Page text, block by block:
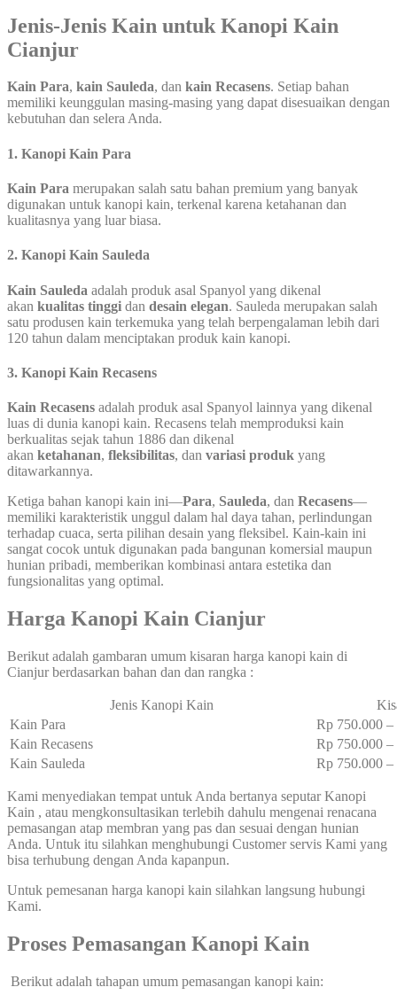
Jenis-Jenis Kain untuk Kanopi Kain
Cianjur
Kain Para, kain Sauleda, dan kain Recasens. Setiap bahan
memiliki keunggulan masing-masing yang dapat disesuaikan dengan
kebutuhan dan selera Anda.
1. Kanopi Kain Para
Kain Para merupakan salah satu bahan premium yang banyak
digunakan untuk kanopi kain, terkenal karena ketahanan dan
kualitasnya yang luar biasa.
2. Kanopi Kain Sauleda
Kain Sauleda adalah produk asal Spanyol yang dikenal
akan kualitas tinggi dan desain elegan. Sauleda merupakan salah
satu produsen kain terkemuka yang telah berpengalaman lebih dari
120 tahun dalam menciptakan produk kain kanopi.
3. Kanopi Kain Recasens
Kain Recasens adalah produk asal Spanyol lainnya yang dikenal
luas di dunia kanopi kain. Recasens telah memproduksi kain
berkualitas sejak tahun 1886 dan dikenal
akan ketahanan, fleksibilitas, dan variasi produk yang
ditawarkannya.
Ketiga bahan kanopi kain ini—Para, Sauleda, dan Recasens—
memiliki karakteristik unggul dalam hal daya tahan, perlindungan
terhadap cuaca, serta pilihan desain yang fleksibel. Kain-kain ini
sangat cocok untuk digunakan pada bangunan komersial maupun
hunian pribadi, memberikan kombinasi antara estetika dan
fungsionalitas yang optimal.
Harga Kanopi Kain Cianjur
Berikut adalah gambaran umum kisaran harga kanopi kain di
Cianjur berdasarkan bahan dan dan rangka :
Jenis Kanopi Kain
Kain Para
Rp 750.000
Kain Recasens
Rp 750.000
Kain Sauleda
Rp 750.000
Kami menyediakan tempat untuk Anda bertanya seputar Kanopi
Kain , atau mengkonsultasikan terlebih dahulu mengenai renacana
pemasangan atap membran yang pas dan sesuai dengan hunian
Anda. Untuk itu silahkan menghubungi Customer servis Kami yang
bisa terhubung dengan Anda kapanpun.
Untuk pemesanan harga kanopi kain silahkan langsung hubungi
Kami.
Proses Pemasangan Kanopi Kain
Berikut adalah tahapan umum pemasangan kanopi kain: